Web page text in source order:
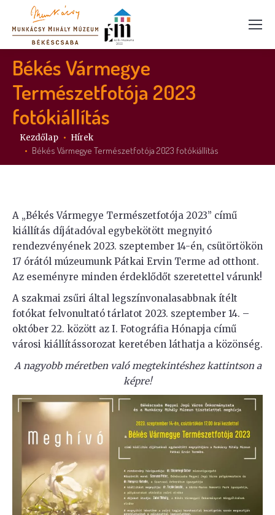
Békés Vármegye
Természetfotója 2023
fotókiállítás
Itt vagy:
Kezdőlap Hírek
Békés Vármegye Természetfotója 2023 fotókiállítás
A „Békés Vármegye Természetfotója 2023” című
kiállítás díjátadóval egybekötött megnyitó
rendezvényének 2023. szeptember 14-én, csütörtökön
17 órától múzeumunk Pátkai Ervin Terme ad otthont.
Az eseményre minden érdeklődőt szeretettel várunk!
A szakmai zsűri által legszínvonalasabbnak ítélt
fotókat felvonultató tárlatot 2023. szeptember 14. –
október 22. között az I. Fotográfia Hónapja című
városi kiállítássorozat keretében láthatja a közönség.
A nagyobb méretben való megtekintéshez kattintson a
képre!